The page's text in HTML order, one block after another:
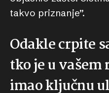
takvo priznanje”.
Odakle crpite
tko je u
imao ključnu